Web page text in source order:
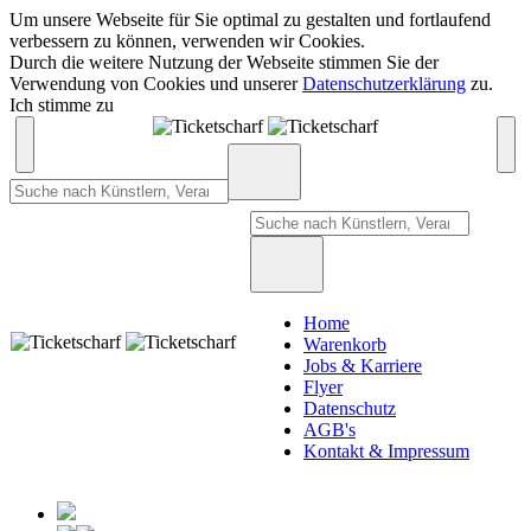
Um unsere Webseite für Sie optimal zu gestalten und fortlaufend
verbessern zu können, verwenden wir Cookies.
Durch die weitere Nutzung der Webseite stimmen Sie der
Verwendung von Cookies und unsererDatenschutzerklärung zu.
Ich stimme zu
Home
Warenkorb
Jobs & Karriere
Flyer
Datenschutz
AGB's
Kontakt & Impressum